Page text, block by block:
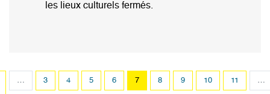
les lieux culturels fermés.
Pagination
… Page
3 Page
4 Page
5 Page
6
Page
courante
7 Page
8 Page
9 Page
10 Page
11 …